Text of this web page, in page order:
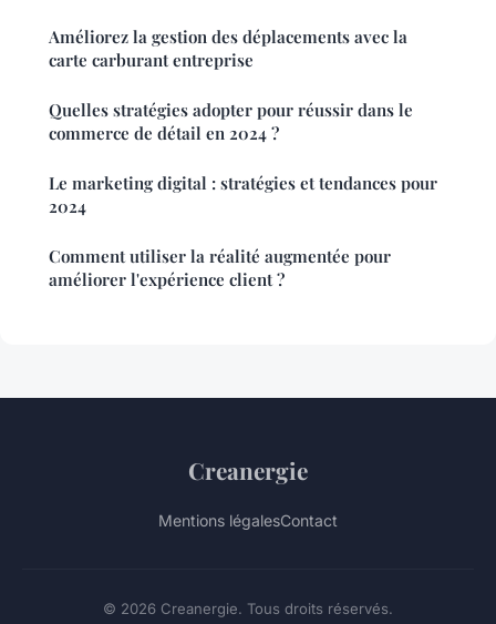
Améliorez la gestion des déplacements avec la
carte carburant entreprise
Quelles stratégies adopter pour réussir dans le
commerce de détail en 2024 ?
Le marketing digital : stratégies et tendances pour
2024
Comment utiliser la réalité augmentée pour
améliorer l'expérience client ?
Creanergie
Mentions légalesContact
© 2026 Creanergie. Tous droits réservés.